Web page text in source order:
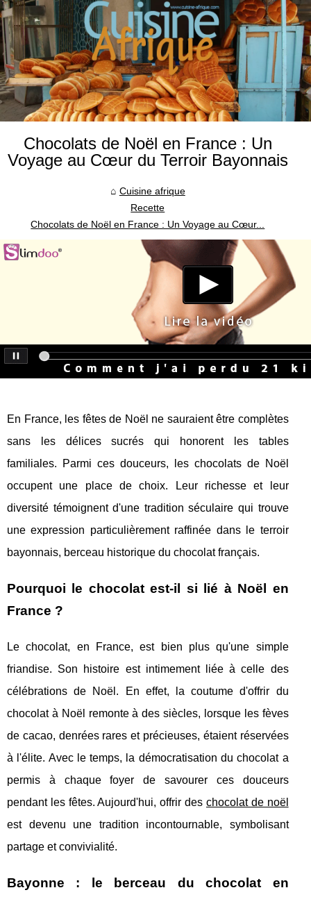
Chocolats de Noël en France : Un
Voyage au Cœur du Terroir Bayonnais
Cuisine afrique
Recette
Chocolats de Noël en France : Un Voyage au Cœur...
En France, les fêtes de Noël ne sauraient être complètes
sans les délices sucrés qui honorent les tables
familiales. Parmi ces douceurs, les chocolats de Noël
occupent une place de choix. Leur richesse et leur
diversité témoignent d'une tradition séculaire qui trouve
une expression particulièrement raffinée dans le terroir
bayonnais, berceau historique du chocolat français.
Pourquoi le chocolat est-il si lié à Noël en
France ?
Le chocolat, en France, est bien plus qu'une simple
friandise. Son histoire est intimement liée à celle des
célébrations de Noël. En effet, la coutume d'offrir du
chocolat à Noël remonte à des siècles, lorsque les fèves
de cacao, denrées rares et précieuses, étaient réservées
à l'élite. Avec le temps, la démocratisation du chocolat a
permis à chaque foyer de savourer ces douceurs
pendant les fêtes. Aujourd'hui, offrir des chocolat de noël
est devenu une tradition incontournable, symbolisant
partage et convivialité.
Bayonne : le berceau du chocolat en